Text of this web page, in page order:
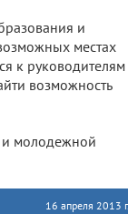
и
местах
к руководителям
возможность
и молодежной
16 апреля 2013